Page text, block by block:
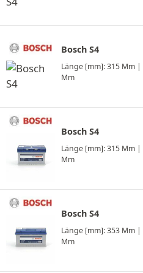
Bosch S4
Länge [mm]: 315 Mm |
Mm
Bosch S4
Länge [mm]: 315 Mm |
Mm
Bosch S4
Länge [mm]: 353 Mm |
Mm